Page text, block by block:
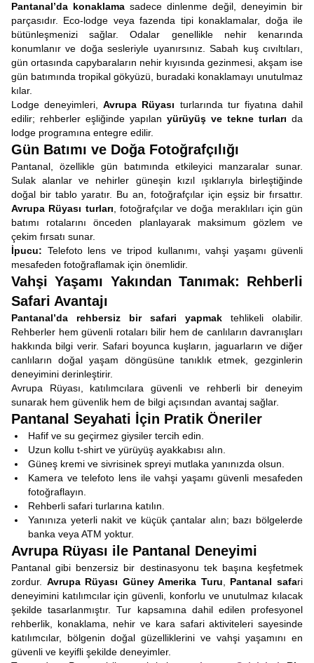
Pantanal’da konaklama sadece dinlenme değil, deneyimin bir
parçasıdır. Eco-lodge veya fazenda tipi konaklamalar, doğa ile
bütünleşmenizi sağlar. Odalar genellikle nehir kenarında
konumlanır ve doğa sesleriyle uyanırsınız. Sabah kuş cıvıltıları,
gün ortasında capybaraların nehir kıyısında gezinmesi, akşam ise
gün batımında tropikal gökyüzü, buradaki konaklamayı unutulmaz
kılar.
Lodge deneyimleri,Avrupa Rüyası turlarında tur fiyatına dahil
edilir; rehberler eşliğinde yapılan yürüyüş ve tekne turları da
lodge programına entegre edilir.
Gün Batımı ve Doğa Fotoğrafçılığı
Pantanal, özellikle gün batımında etkileyici manzaralar sunar.
Sulak alanlar ve nehirler güneşin kızıl ışıklarıyla birleştiğinde
doğal bir tablo yaratır. Bu an, fotoğrafçılar için eşsiz bir fırsattır.
Avrupa Rüyası turları , fotoğrafçılar ve doğa meraklıları için gün
batımı rotalarını önceden planlayarak maksimum gözlem ve
çekim fırsatı sunar.
İpucu: Telefoto lens ve tripod kullanımı, vahşi yaşamı güvenli
mesafeden fotoğraflamak için önemlidir.
Vahşi Yaşamı Yakından Tanımak: Rehberli
Safari Avantajı
Pantanal’da rehbersiz bir safari yapmak tehlikeli olabilir.
Rehberler hem güvenli rotaları bilir hem de canlıların davranışları
hakkında bilgi verir. Safari boyunca kuşların, jaguarların ve diğer
canlıların doğal yaşam döngüsüne tanıklık etmek, gezginlerin
deneyimini derinleştirir.
Avrupa Rüyası, katılımcılara güvenli ve rehberli bir deneyim
sunarak hem güvenlik hem de bilgi açısından avantaj sağlar.
Pantanal Seyahati İçin Pratik Öneriler
Hafif ve su geçirmez giysiler tercih edin.
Uzun kollu t-shirt ve yürüyüş ayakkabısı alın.
Güneş kremi ve sivrisinek spreyi mutlaka yanınızda olsun.
Kamera ve telefoto lens ile vahşi yaşamı güvenli mesafeden
fotoğraflayın.
Rehberli safari turlarına katılın.
Yanınıza yeterli nakit ve küçük çantalar alın; bazı bölgelerde
banka veya ATM yoktur.
Avrupa Rüyası ile Pantanal Deneyimi
Pantanal gibi benzersiz bir destinasyonu tek başına keşfetmek
zordur. Avrupa Rüyası Güney Amerika Turu Pantanal safari
deneyimini katılımcılar için güvenli, konforlu ve unutulmaz kılacak
şekilde tasarlanmıştır. Tur kapsamına dahil edilen profesyonel
rehberlik, konaklama, nehir ve kara safari aktiviteleri sayesinde
katılımcılar, bölgenin doğal güzelliklerini ve vahşi yaşamını en
güvenli ve keyifli şekilde deneyimler.